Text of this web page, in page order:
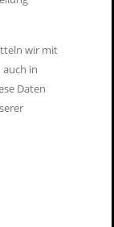
auf, um ein
wir mit
in
Daten